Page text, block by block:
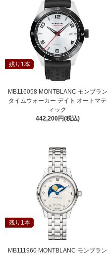
残り1本
MB116058 MONTBLANC モンブラン
タイムウォーカー デイト オートマテ
ィック
442,200円(税込)
残り1本
MB111960 MONTBLANC モンブラン